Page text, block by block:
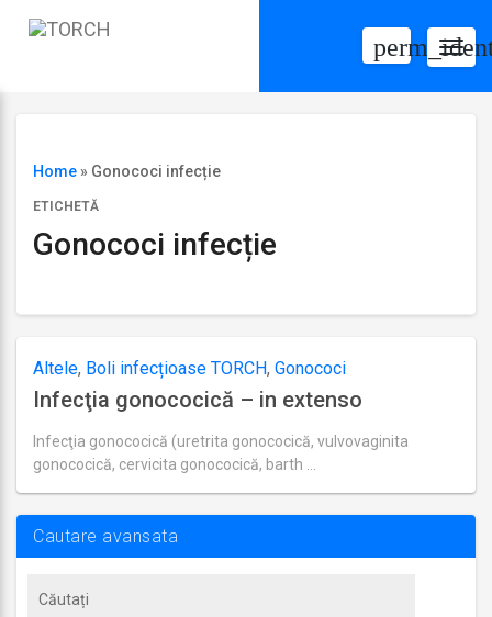
Home » Gonococi infecție
ETICHETĂ
Gonococi infecție
Altele, Boli infecțioase TORCH, Gonococi
Infecţia gonococică – in extenso
Infecţia gonococică (uretrita gonococică, vulvovaginita
gonococică, cervicita gonococică, barth …
10,
2019
Cautare avansata